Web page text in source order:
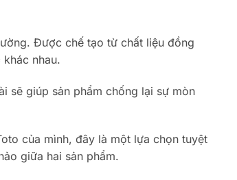
Được chế tạo từ chất liệu đồng
nhau.
sẽ giúp sản phẩm chống lại sự mòn
của mình, đây là một lựa chọn tuyệt
giữa hai sản phẩm.